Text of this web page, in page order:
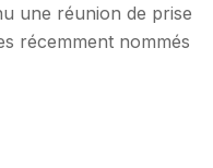
une réunion de prise
récemment nommés